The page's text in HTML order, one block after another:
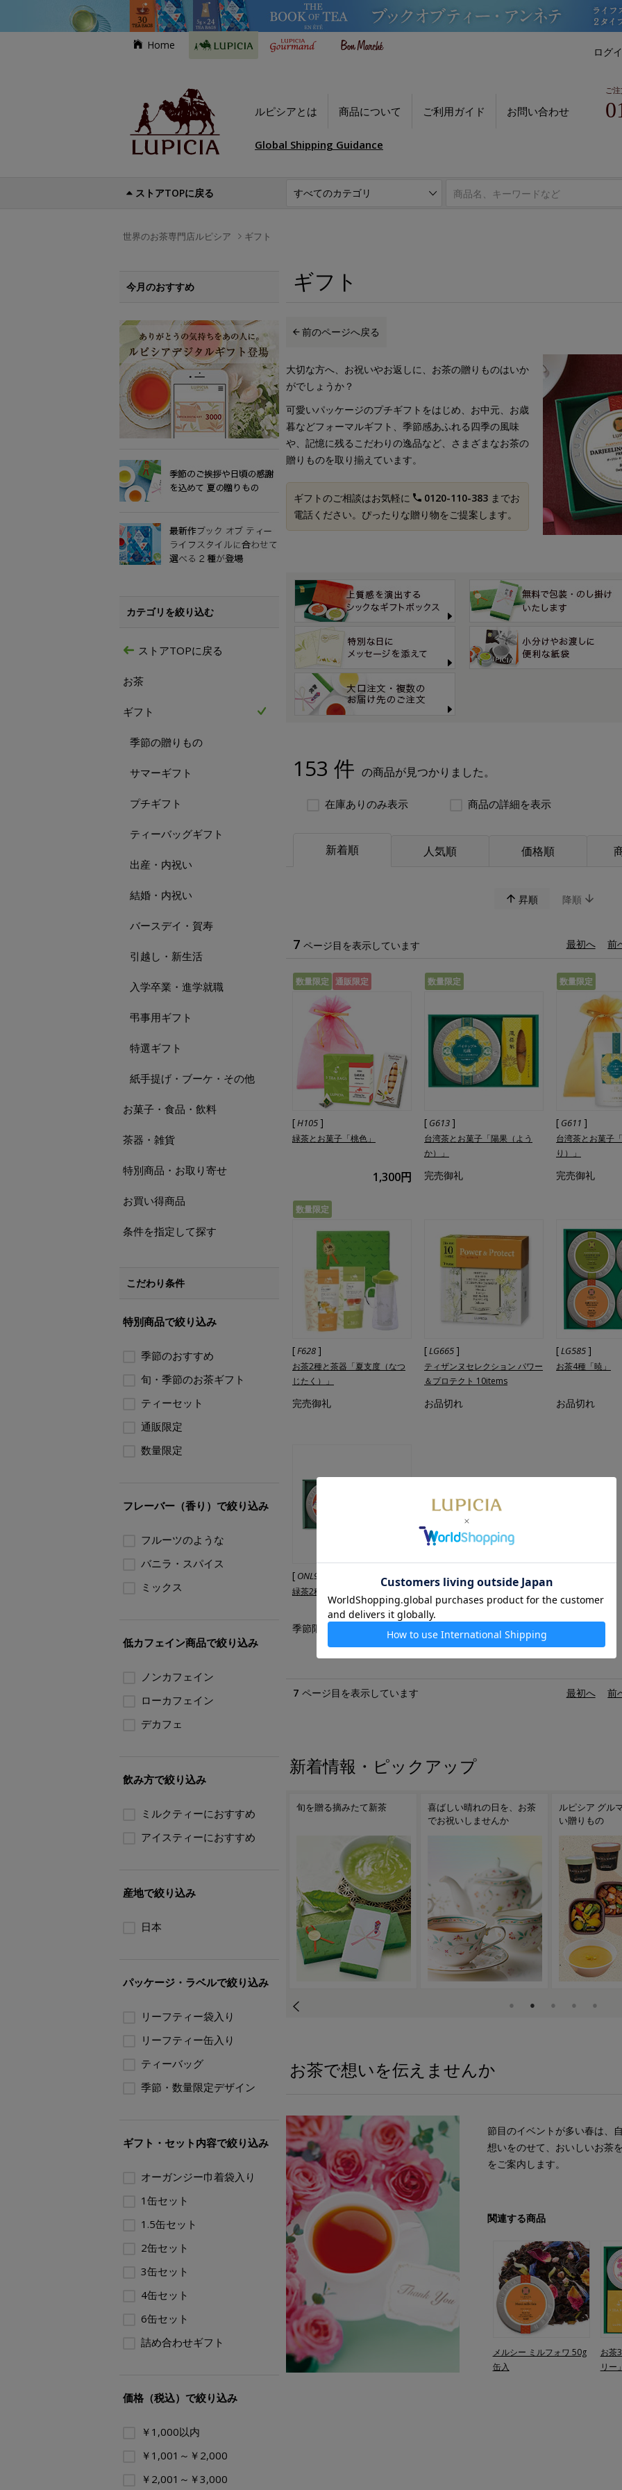
Home
ログ
ルピシアとは 商品について ご利用ガイド お問い合わせ
ご
Global Shipping Guidance
ストアTOPに戻る
世界のお茶専門店ルピシア ギフト
ギフト
前のページへ戻る
大切な方へ、お祝いやお返しに、お茶の贈りものはいか
がでしょうか？
可愛いパッケージのプチギフトをはじめ、お中元、お歳
暮などフォーマルギフト、季節感あふれる四季の風味
や、記憶に残るこだわりの逸品など、さまざまなお茶の
贈りものを取り揃えています。
ギフトのご相談はお気軽に 0120-110-383 までお
電話ください。ぴったりな贈り物をご提案します。
153 件 の商品が見つかりました。
在庫ありのみ表示 商品の詳細を表示
新着順 人気順 価格順
昇順 降順
7 ページ目を表示しています 最初へ 前
数量限定 通販限定
[H105 ]
緑茶とお菓子「桃色」
1,300円
数量限定
[ G613 ]
台湾茶とお菓子「陽果（よう
か）」
完売御礼
数量限定
[ G611 ]
台湾茶とお菓子
り）」
完売御礼
数量限定
[F628 ]
お茶2種と茶器「夏支度（なつ
じたく）」
完売御礼
[LG665 ]
ティザンヌセレクション パワー
＆プロテクト 10items
お品切れ
[LG585 ]
お茶4種「暁」
お品切れ
[ ONL947
緑茶2種『ありがとう』
季節限定・12～3月
7 ページ目を表示しています 最初へ 前
新着情報・ピックアップ
旬を贈る摘みたて新茶
喜ばしい晴れの日を、お茶
ルピシア グルマンのおいし
い贈りもの
お茶で想いを
お茶選びのヒ
お茶で想いを伝えませんか
節目のイベントが多い春は、
想いをのせて、おいしいお茶
をご案内します。
関連する商品
メルシー ミルフォワ 50g
缶入
お茶
リー
今月のおすすめ
カテゴリを絞り込む
ストアTOPに戻る
お茶
ギフト
季節の贈りもの
サマーギフト
プチギフト
ティーバッグギフト
出産・内祝い
結婚・内祝い
バースデイ・賀寿
引越し・新生活
入学卒業・進学就職
弔事用ギフト
特選ギフト
紙手提げ・ブーケ・その他
お菓子・食品・飲料
茶器・雑貨
特別商品・お取り寄せ
お買い得商品
条件を指定して探す
こだわり条件
特別商品で絞り込み
季節のおすすめ
旬・季節のお茶ギフト
ティーセット
通販限定
数量限定
フレーバー（香り）で絞り込み
フルーツのような
バニラ・スパイス
ミックス
低カフェイン商品で絞り込み
ノンカフェイン
ローカフェイン
デカフェ
飲み方で絞り込み
ミルクティーにおすすめ
アイスティーにおすすめ
産地で絞り込み
日本
パッケージ・ラベルで絞り込み
リーフティー袋入り
リーフティー缶入り
ティーバッグ
季節・数量限定デザイン
ギフト・セット内容で絞り込み
オーガンジー巾着袋入り
1缶セット
1.5缶セット
2缶セット
3缶セット
4缶セット
6缶セット
詰め合わせギフト
価格（税込）で絞り込み
￥1,000以内
￥1,001～￥2,000
￥2,001～￥3,000